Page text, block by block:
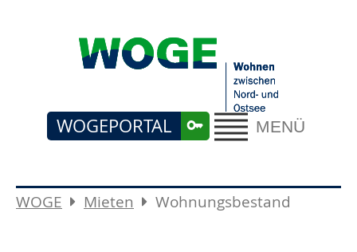
MENÜ
WOGEPORTAL
WOGE Mieten Wohnungsbestand